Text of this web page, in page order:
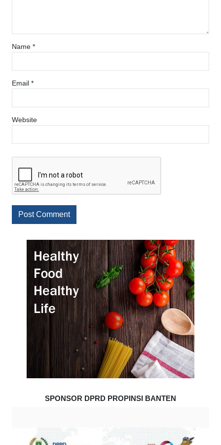
Name *
Email *
Website
SPONSOR DPRD PROPINSI BANTEN